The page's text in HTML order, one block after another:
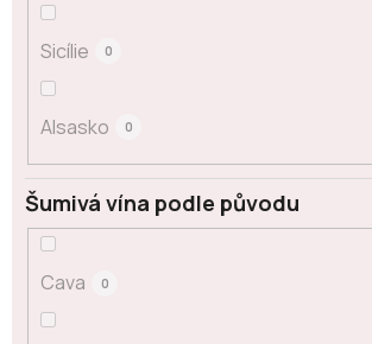
Sicílie 0
Alsasko 0
Šumivá vína podle původu
Cava 0